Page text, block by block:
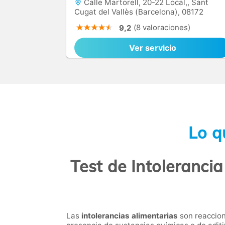
Calle Martorell, 20-22 Local,, Sant
Cugat del Vallès (Barcelona), 08172
9,2 (8 valoraciones)
Ver servicio
Lo
Test de
Las intolerancias alimentarias son